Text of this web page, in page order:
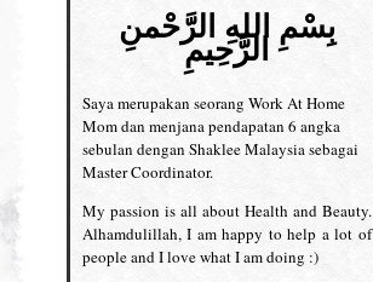
بِسْمِ اللهِ الرَّحْمنِ
الرَّحِيمِ
Saya merupakan seorang Work At Home
Mom dan menjana pendapatan 6 angka
sebulan dengan Shaklee Malaysia sebagai
Master Coordinator.
My passion is all about Health and Beauty.
Alhamdulillah, I am happy to help a lot of
people and I love what I am doing :)